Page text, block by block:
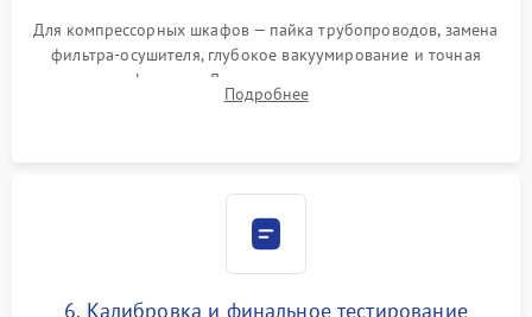
Для компрессорных шкафов — пайка трубопроводов, замена
фильтра-осушителя, глубокое вакуумирование и точная
заправка фреоном. Для термоэлектрических — замена
термопасты и герметизация охлаждающего блока.
Подробнее
6. Калибровка и финальное тестирование